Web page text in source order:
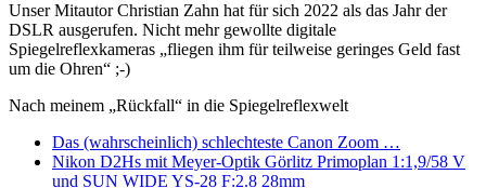
Unser Mitautor Christian Zahn hat für sich 2022 als das Jahr der
DSLR ausgerufen. Nicht mehr gewollte digitale
Spiegelreflexkameras „fliegen ihm für teilweise geringes Geld fast
um die Ohren“ ;-)
Nach meinem „Rückfall“ in die Spiegelreflexwelt
Das (wahrscheinlich) schlechteste Canon Zoom …
Nikon D2Hs mit Meyer-Optik Görlitz Primoplan 1:1,9/58 V
und SUN WIDE YS-28 F:2.8 28mm